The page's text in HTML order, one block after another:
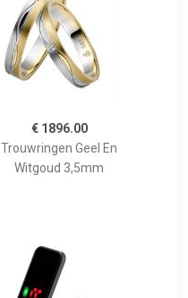
€ 1896.00
Trouwringen Geel En
Witgoud 3,5mm